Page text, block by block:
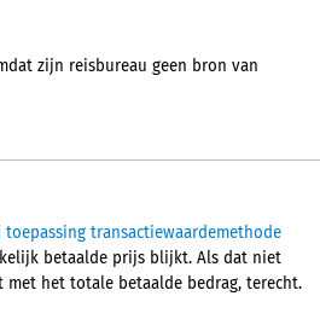
zijn reisbureau geen bron van
transactiewaardemethode
betaalde prijs blijkt. Als dat niet
met het totale betaalde bedrag, terecht.